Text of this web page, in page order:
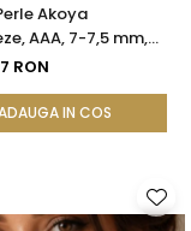
Akoya
AAA, 7-7,5 mm,
14K | KASKADDA®
RON
IN COS